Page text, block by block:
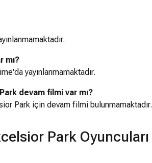
mı?
yayınlanmamaktadır.
devam filmi var mı?
Park için devam filmi bulunmamaktadır.
Park Oyuncuları